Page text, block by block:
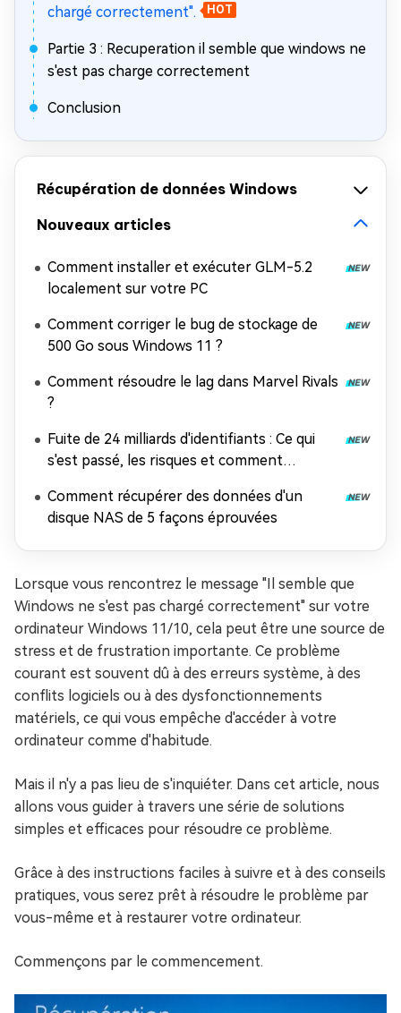
chargé correctement".
HOT
Partie 3 : Recuperation il semble que windows ne
s'est pas charge correctement
Conclusion
Récupération de données Windows
Nouveaux articles
Comment installer et exécuter GLM-5.2
localement sur votre PC
Comment corriger le bug de stockage de
500 Go sous Windows 11 ?
Comment résoudre le lag dans Marvel Rivals
?
Fuite de 24 milliards d'identifiants : Ce qui
s'est passé, les risques et comment
Comment récupérer des données d'un
disque NAS de 5 façons éprouvées
Lorsque vous rencontrez le message "Il semble que
Windows ne s'est pas chargé correctement" sur votre
ordinateur Windows 11/10, cela peut être une source de
stress et de frustration importante. Ce problème
courant est souvent dû à des erreurs système, à des
conflits logiciels ou à des dysfonctionnements
matériels, ce qui vous empêche d'accéder à votre
ordinateur comme d'habitude.
Mais il n'y a pas lieu de s'inquiéter. Dans cet article, nous
allons vous guider à travers une série de solutions
simples et efficaces pour résoudre ce problème.
Grâce à des instructions faciles à suivre et à des conseils
pratiques, vous serez prêt à résoudre le problème par
vous-même et à restaurer votre ordinateur.
Commençons par le commencement.